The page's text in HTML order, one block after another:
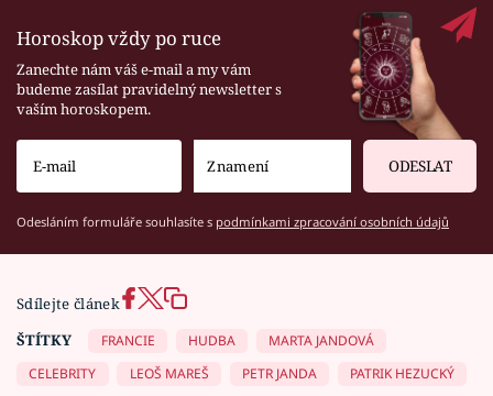
Horoskop vždy po ruce
Zanechte nám váš e-mail a my vám
budeme zasílat pravidelný newsletter s
vaším horoskopem.
ODESLAT
Odesláním formuláře souhlasíte s podmínkami zpracování osobních údajů
Sdílejte článek
ŠTÍTKY
FRANCIE HUDBA
MARTA JANDOVÁ
CELEBRITY
LEOŠ MAREŠ PETR JANDA
PATRIK HEZUCKÝ